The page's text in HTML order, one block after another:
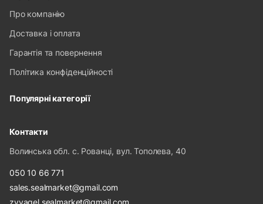
Про компанію
Доставка і оплата
Гарантія та повернення
Політика конфіденційності
Популярні категорії
Контакти
Волинська обл. с. Рованці, вул. Тополева, 40
050 10 66 771
sales.sealmarket@gmail.com
zvyagel.sealmarket@gmail.com